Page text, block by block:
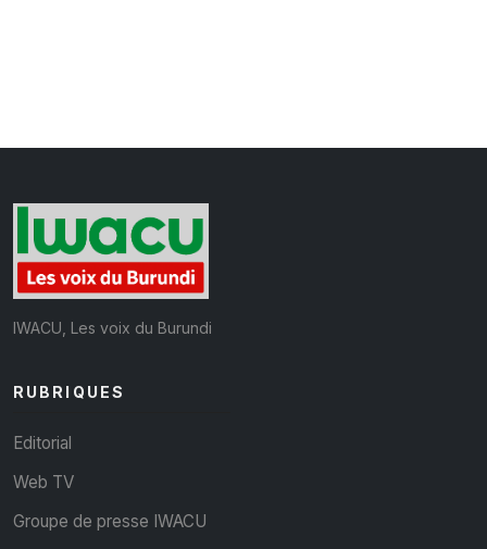
IWACU, Les voix du Burundi
RUBRIQUES
Editorial
Web TV
Groupe de presse IWACU